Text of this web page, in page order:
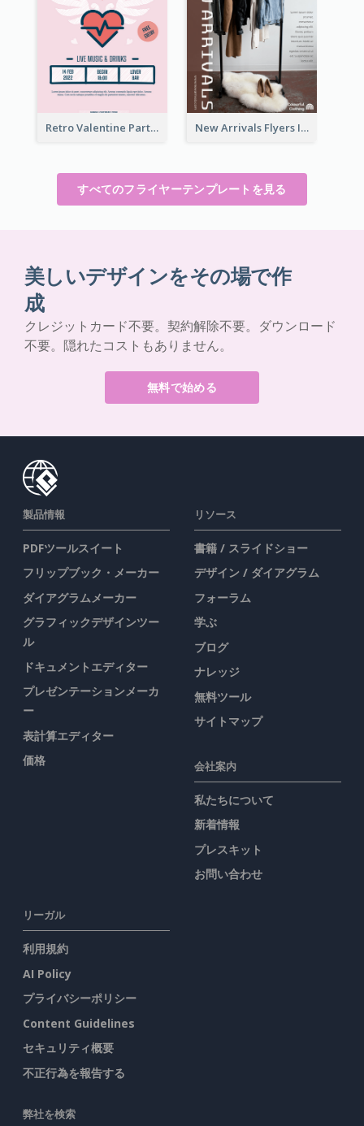
Retro Valentine Party Pink Flyers Design Templates New Arrivals Flyers In In Brown Colour Tone
すべてのフライヤーテンプレートを見る
美しいデザインをその場で作
成
クレジットカード不要。契約解除不要。ダウンロード
不要。隠れたコストもありません。
無料で始める
製品情報
PDFツールスイート
フリップブック・メーカー
ダイアグラムメーカー
グラフィックデザインツー
ル
ドキュメントエディター
プレゼンテーションメーカ
ー
表計算エディター
価格
リソース
書籍 / スライドショー
デザイン / ダイアグラム
フォーラム
学ぶ
ブログ
ナレッジ
無料ツール
サイトマップ
会社案内
私たちについて
新着情報
プレスキット
お問い合わせ
リーガル
利用規約
AI Policy
プライバシーポリシー
Content Guidelines
セキュリティ概要
不正行為を報告する
弊社を検索